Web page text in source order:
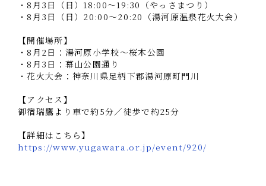
・8月3日（日）18:00～19:30（やっさまつり）
・8月3日（日）20:00～20:20（湯河原温泉花火大会）
【開催場所】
・8月2日：湯河原小学校～桜木公園
・8月3日：幕山公園通り
・花火大会：神奈川県足柄下郡湯河原町門川
【アクセス】
御宿瑞鷹より車で約5分／徒歩で約25分
【詳細はこちら】
https://www.yugawara.or.jp/event/920/